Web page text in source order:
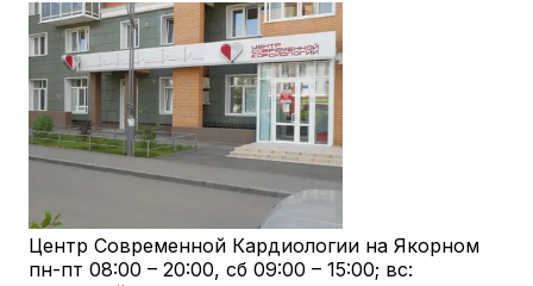
Центр Современной Кардиологии на Якорном
пн-пт 08:00 – 20:00, сб 09:00 – 15:00; вс: